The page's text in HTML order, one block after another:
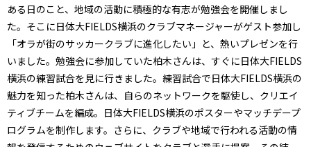
ある日のこと、地域の活動に積極的な有志が勉強会を開催しまし
た。そこに日体大FIELDS横浜のクラブマネージャーがゲスト参加し
「オラが街のサッカークラブに進化したい」と、熱いプレゼンを行
いました。勉強会に参加していた柏木さんは、すぐに日体大FIELDS
横浜の練習試合を見に行きました。練習試合で日体大FIELDS横浜の
魅力を知った柏木さんは、自らのネットワークを駆使し、クリエイ
ティブチームを編成。日体大FIELDS横浜のポスターやマッチデープ
ログラムを制作します。さらに、クラブや地域で行われる活動の情